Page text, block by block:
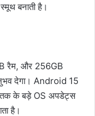
बनाती है।
रैम, और 256GB
देगा। Android 15
तक के बड़े OS अपडेट्स
है।